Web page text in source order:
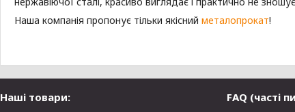
Наша компанія пропонує тільки якісний металопрокат!
Наші товари: FAQ (часті